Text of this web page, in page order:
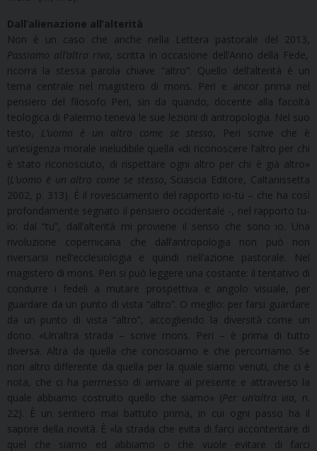
Dall’alienazione all’alterità
Non è un caso che anche nella Lettera pastorale del 2013,
Passiamo all’altra riva, scritta in occasione dell’Anno della Fede,
ricorra la stessa parola chiave “altro”. Quello dell’alterità è un
tema centrale nel magistero di mons. Peri e ancor prima nel
pensiero del filosofo Peri, sin da quando, docente alla facoltà
teologica di Palermo teneva le sue lezioni di antropologia. Nel suo
testo,
L’uomo è un altro come se stesso, Peri scrive che è
un’esigenza morale ineludibile quella «di riconoscere l’altro per chi
è stato riconosciuto, di rispettare ogni altro per chi è già altro»
(L’uomo è un altro come se stesso, Sciascia Editore, Caltanissetta
2002, p. 313). È il rovesciamento del rapporto io-tu – che ha così
profondamente segnato il pensiero occidentale -, nel rapporto tu-
io: dal “tu”, dall’alterità mi proviene il senso che sono io. Una
rivoluzione copernicana che dall’antropologia non può non
riversarsi nell’ecclesiologia e quindi nell’azione pastorale. Nel
magistero di mons. Peri si può leggere una costante: il tentativo di
condurre i fedeli a mutare prospettiva e angolo visuale, per
guardare da un punto di vista “altro”. O meglio: per farsi guardare
da un punto di vista “altro”, accogliendo la diversità come un
dono. «Un’altra strada – scrive mons. Peri – è prima di tutto
diversa. Altra da quella che conosciamo e che percorriamo. Se
non altro differente da quella per la quale siamo venuti, che ci è
nota, che ci ha permesso di arrivare al presente e attraverso la
quale abbiamo costruito quello che siamo» (Per un’altra via, n.
22). È un sentiero mai battuto prima, in cui ogni passo ha il
sapore della novità. È «la strada che evita di farci accontentare di
quel che siamo ed abbiamo o che vuole evitare di farci